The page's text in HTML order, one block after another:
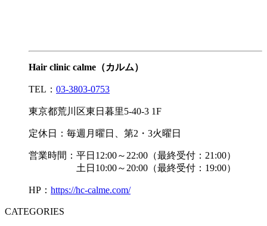
Hair clinic calme（カルム）
TEL： 03-3803-0753
東京都荒川区東日暮里5-40-3 1F
定休日：毎週月曜日、第2・3火曜日
営業時間：平日12:00～22:00（最終受付：21:00）
土日10:00～20:00（最終受付：19:00）
HP： https://hc-calme.com/
CATEGORIES